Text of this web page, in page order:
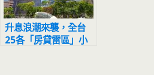
升息浪潮來襲，全台
25各「房貸雷區」小